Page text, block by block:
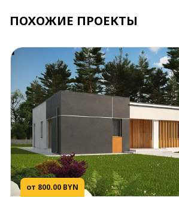
ПОХОЖИЕ ПРОЕКТЫ
от 800.00 BYN